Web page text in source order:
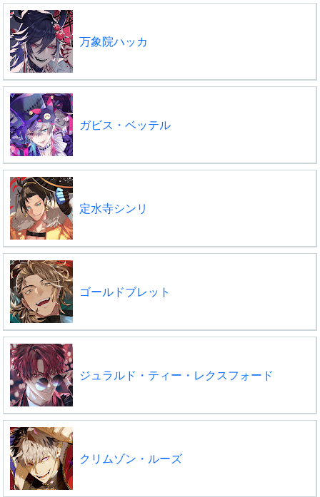
万象院ハッカ
ガビス・ベッテル
定水寺シンリ
ゴールドブレット
ジュラルド・ティー・レクスフォード
クリムゾン・ルーズ